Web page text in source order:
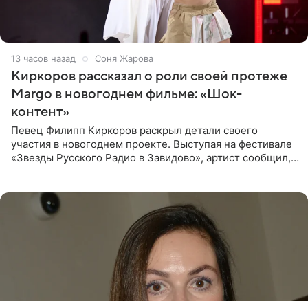
13 часов назад Соня Жарова
Киркоров рассказал о роли своей протеже
Margo в новогоднем фильме: «Шок-
контент»
Певец Филипп Киркоров раскрыл детали своего
участия в новогоднем проекте. Выступая на фестивале
«Звезды Русского Радио в Завидово», артист сообщил,